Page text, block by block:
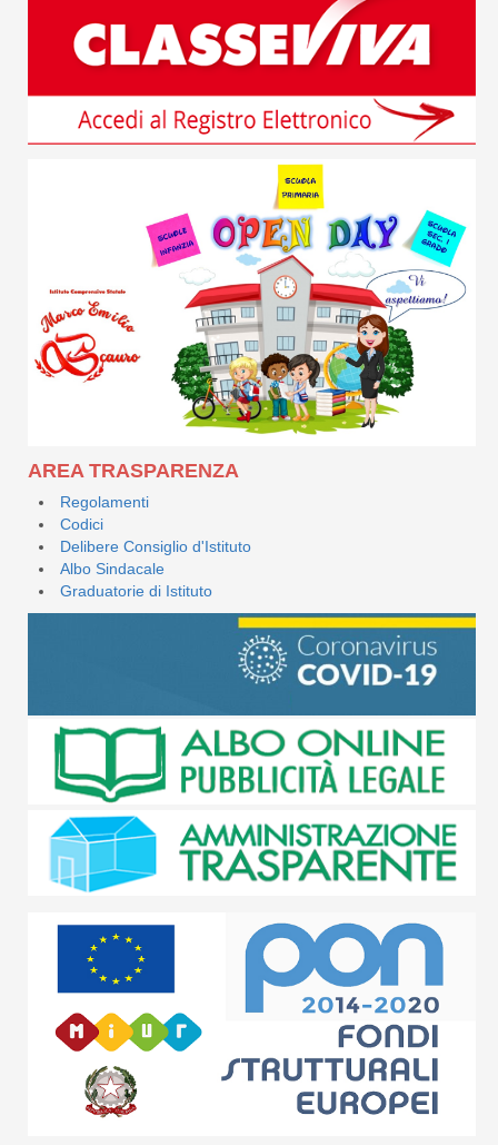
AREA TRASPARENZA
Regolamenti
Codici
Delibere Consiglio d'Istituto
Albo Sindacale
Graduatorie di Istituto